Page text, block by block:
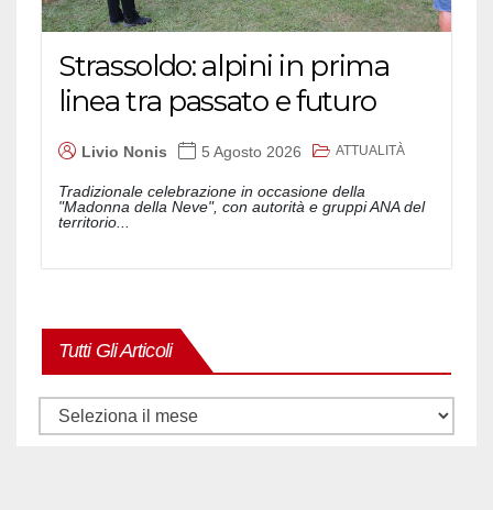
Strassoldo: alpini in prima
linea tra passato e futuro
Livio Nonis 5 Agosto 2026 ATTUALITÀ
Tradizionale celebrazione in occasione della
"Madonna della Neve", con autorità e gruppi ANA del
territorio...
Tutti Gli Articoli
Tutti